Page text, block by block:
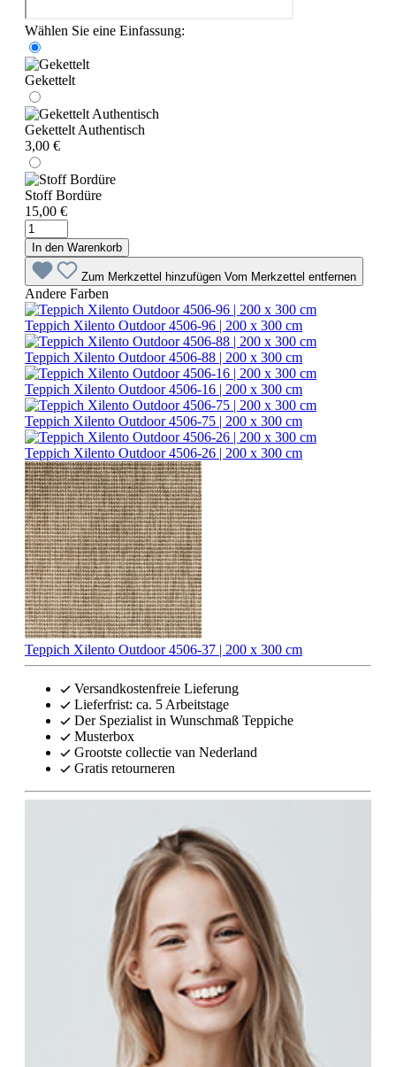
Wählen Sie eine Einfassung:
Gekettelt
Gekettelt Authentisch
3,00 €
Stoff Bordüre
15,00 €
In den Warenkorb
Zum Merkzettel hinzufügen Vom Merkzettel entfernen
Andere Farben
Teppich Xilento Outdoor 4506-96 | 200 x 300 cm
Teppich Xilento Outdoor 4506-88 | 200 x 300 cm
Teppich Xilento Outdoor 4506-16 | 200 x 300 cm
Teppich Xilento Outdoor 4506-75 | 200 x 300 cm
Teppich Xilento Outdoor 4506-26 | 200 x 300 cm
Teppich Xilento Outdoor 4506-37 | 200 x 300 cm
Versandkostenfreie Lieferung
Lieferfrist: ca. 5 Arbeitstage
Der Spezialist in Wunschmaß Teppiche
Musterbox
Grootste collectie van Nederland
Gratis retourneren